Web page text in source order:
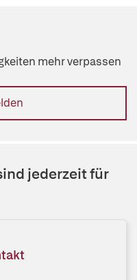
mehr verpassen
jederzeit für